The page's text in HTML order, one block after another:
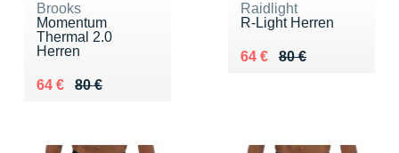
Brooks
Momentum
Thermal 2.0
Herren
80 €
Au lieu de 80 €
64 €
Vendu 64 €
Raidlight
R-Light Herren
80 €
Au lieu de 80 €
64 €
Vendu 64 €